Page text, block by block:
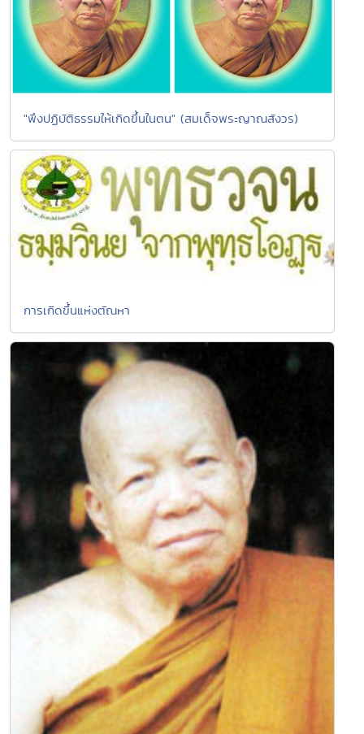
"พึงปฏิบัติธรรมให้เกิดขึ้นในตน" (สมเด็จพระญาณสังวร)
การเกิดขึ้นแห่งตัณหา